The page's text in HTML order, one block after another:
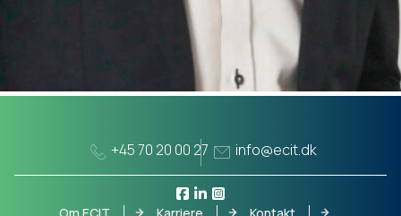
+45 70 20 00 27 info@ecit.dk
Om ECIT Karriere Kontakt